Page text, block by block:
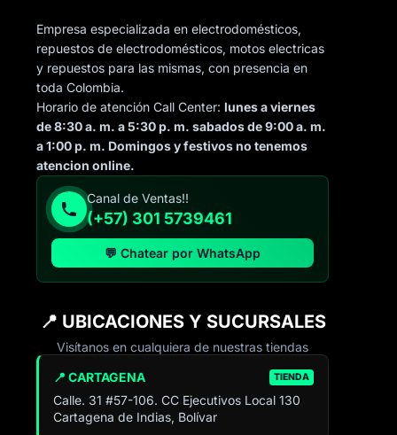
Empresa especializada en electrodomésticos,
repuestos de electrodomésticos, motos electricas
y repuestos para las mismas, con presencia en
toda Colombia.
Horario de atención Call Center:lunes a viernes
de 8:30 a. m. a 5:30 p. m. sabados de 9:00 a. m.
a 1:00 p. m. Domingos y festivos no tenemos
atencion online.
Canal de Ventas!!
(+57) 301 5739461
💬 Chatear por WhatsApp
📍 UBICACIONES Y SUCURSALES
Visítanos en cualquiera de nuestras tiendas
📍 CARTAGENA TIENDA
Calle. 31 #57-106. CC Ejecutivos Local 130
Cartagena de Indias, Bolívar